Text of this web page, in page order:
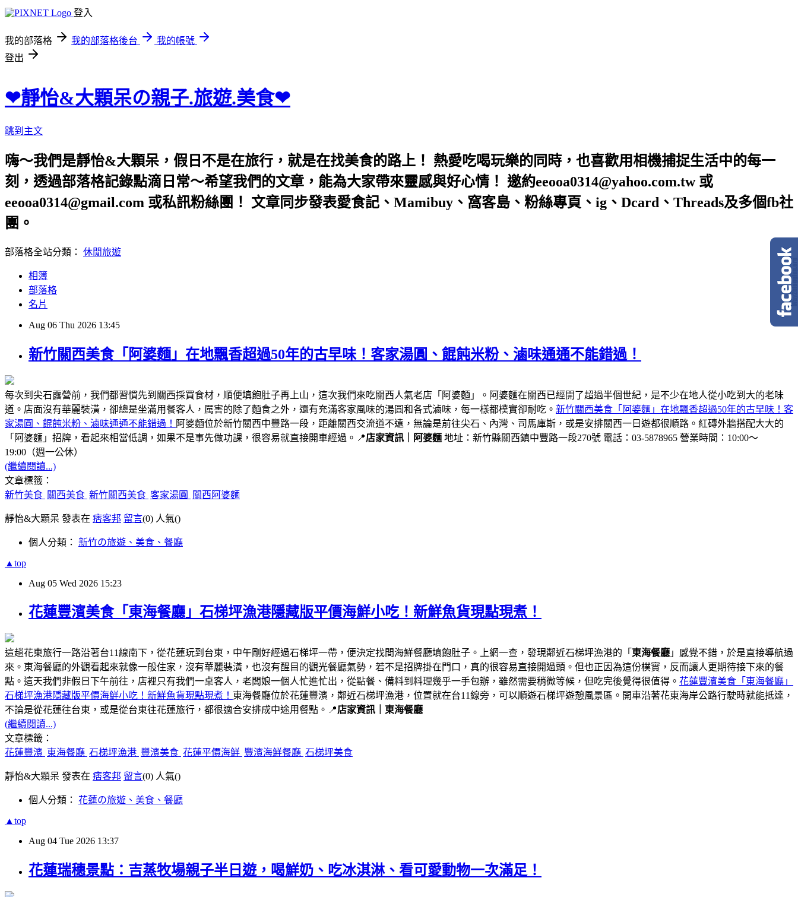
登入
我的部落格 我的部落格後台
我的帳號
登出
❤靜怡&大顆呆の親子.旅遊.美食❤
跳到主文
嗨～我們是靜怡&大顆呆，假日不是在旅行，就是在找美食的路上！ 熱愛吃喝玩樂的同時，也喜歡用相機捕捉生活中的每一
刻，透過部落格記錄點滴日常～希望我們的文章，能為大家帶來靈感與好心情！ 邀約eeooa0314@yahoo.com.tw 或
eeooa0314@gmail.com 或私訊粉絲團！ 文章同步發表愛食記、Mamibuy、窩客島、粉絲專頁、ig、Dcard、Threads及多個fb社
團。
部落格全站分類： 休閒旅遊
相簿
部落格
名片
Aug 06 Thu 2026 13:45
新竹關西美食「阿婆麵」在地飄香超過50年的古早味！客家湯圓、餛飩米粉、滷味通通不能錯過！
每次到尖石露營前，我們都習慣先到關西採買食材，順便填飽肚子再上山，這次我們來吃關西人氣老店「阿婆麵」。阿婆麵在關西已經開了超過半個世紀，是不少在地人從小吃到大的老味
道。店面沒有華麗裝潢，卻總是坐滿用餐客人，厲害的除了麵食之外，還有充滿客家風味的湯圓和各式滷味，每一樣都樸實卻耐吃。 新竹關西美食「阿婆麵」在地飄香超過50年的古早味！客
家湯圓、餛飩米粉、滷味通通不能錯過！ 阿婆麵位於新竹關西中豐路一段，距離關西交流道不遠，無論是前往尖石、內灣、司馬庫斯，或是安排關西一日遊都很順路。紅磚外牆搭配大大的
「阿婆麵」招牌，看起來相當低調，如果不是事先做功課，很容易就直接開車經過。📍店家資訊｜阿婆麵 地址：新竹縣關西鎮中豐路一段270號 電話：03-5878965 營業時間：10:00～
19:00（週一公休）
(繼續閱讀...)
文章標籤：
新竹美食 關西美食 新竹關西美食 客家湯圓 關西阿婆麵
靜怡&大顆呆 發表在 痞客邦 留言(0) 人氣()
個人分類： 新竹の旅遊、美食、餐廳
▲top
Aug 05 Wed 2026 15:23
花蓮豐濱美食「東海餐廳」石梯坪漁港隱藏版平價海鮮小吃！新鮮魚貨現點現煮！
這趟花東旅行一路沿著台11線南下，從花蓮玩到台東，中午剛好經過石梯坪一帶，便決定找間海鮮餐廳填飽肚子。上網一查，發現鄰近石梯坪漁港的「 東海餐廳 」感覺不錯，於是直接導航過
來。東海餐廳的外觀看起來就像一般住家，沒有華麗裝潢，也沒有醒目的觀光餐廳氣勢，若不是招牌掛在門口，真的很容易直接開過頭。但也正因為這份樸實，反而讓人更期待接下來的餐
點。這天我們非假日下午前往，店裡只有我們一桌客人，老闆娘一個人忙進忙出，從點餐、備料到料理幾乎一手包辦，雖然需要稍微等候，但吃完後覺得很值得。 花蓮豐濱美食「東海餐廳」
石梯坪漁港隱藏版平價海鮮小吃！新鮮魚貨現點現煮！ 東海餐廳位於花蓮豐濱，鄰近石梯坪漁港，位置就在台11線旁，可以順遊石梯坪遊憩風景區。開車沿著花東海岸公路行駛時就能抵達，
不論是從花蓮往台東，或是從台東往花蓮旅行，都很適合安排成中途用餐點。📍店家資訊｜東海餐廳
(繼續閱讀...)
文章標籤：
花蓮豐濱 東海餐廳 石梯坪漁港 豐濱美食 花蓮平價海鮮 豐濱海鮮餐廳 石梯坪美食
靜怡&大顆呆 發表在 痞客邦 留言(0) 人氣()
個人分類： 花蓮の旅遊、美食、餐廳
▲top
Aug 04 Tue 2026 13:37
花蓮瑞穗景點：吉蒸牧場親子半日遊，喝鮮奶、吃冰淇淋、看可愛動物一次滿足！